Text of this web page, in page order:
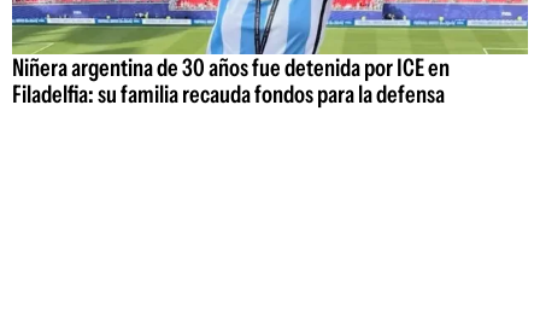
Niñera argentina de 30 años fue detenida por ICE en
Filadelfia: su familia recauda fondos para la defensa